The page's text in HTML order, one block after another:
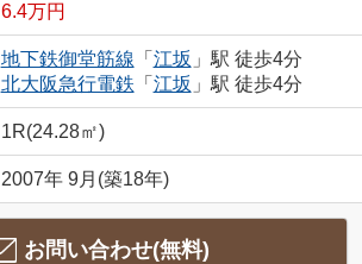
6.4万円
地下鉄御堂筋線 「 江坂 」駅 徒歩4分
北大阪急行電鉄 「 江坂 」駅 徒歩4分
1R(24.28㎡)
2007年 9月(築18年)
お問い合わせ(無料)